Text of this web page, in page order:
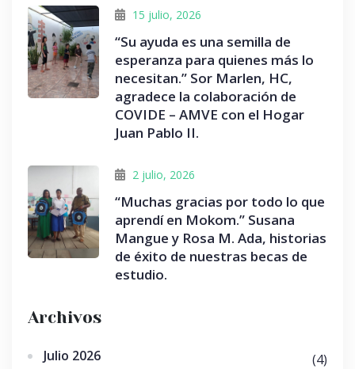
15 julio, 2026
“Su ayuda es una semilla de
esperanza para quienes más lo
necesitan.” Sor Marlen, HC,
agradece la colaboración de
COVIDE – AMVE con el Hogar
Juan Pablo II.
2 julio, 2026
“Muchas gracias por todo lo que
aprendí en Mokom.” Susana
Mangue y Rosa M. Ada, historias
de éxito de nuestras becas de
estudio.
Archivos
Julio 2026
(4)